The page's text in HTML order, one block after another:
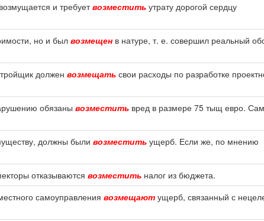
и требуетвозместить утрату дорогой сердцу
но и был возмещен в натуре, т. е. совершил реальный
должен возмещать свои расходы по разработке
обязаны возместить вред в размере 75 тыщ евро. Сам
должны были возместить ущерб. Если же, по мнению
отказываются возместить налог из бюджета.
самоуправления возмещают ущерб, связанный с